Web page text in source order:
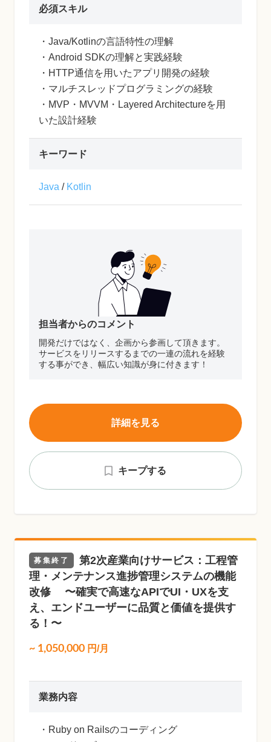
必須スキル
・Java/Kotlinの言語特性の理解
・Android SDKの理解と実践経験
・HTTP通信を用いたアプリ開発の経験
・マルチスレッドプログラミングの経験
・MVP・MVVM・Layered Architectureを用
いた設計経験
キーワード
Java / Kotlin
担当者からのコメント
開発だけではなく、企画から参画して頂きます。
サービスをリリースするまでの一連の流れを経験
する事ができ、幅広い知識が身に付きます！
キープする
詳細を見る
募集終了
第2次産業向けサービス：工程管
理・メンテナンス進捗管理システムの機能
改修 〜確実で高速なAPIでUI・UXを支
え、エンドユーザーに品質と価値を提供す
る！〜
~ 1,050,000 円/月
業務内容
・Ruby on Railsのコーディング